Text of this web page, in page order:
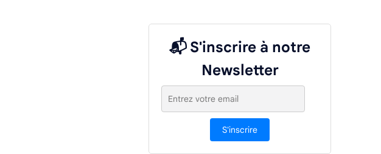
📬 S'inscrire à notre
Newsletter
S'inscrire